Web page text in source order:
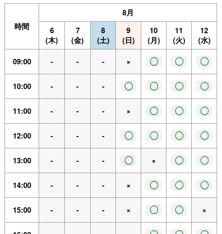
時間
8月
6
(木)
7
(金)
8
(土)
9
(日)
10
(月)
11
(火)
12
(水)
09:00 - - - × ◯ ◯ ◯
10:00 - - - ◯ ◯ ◯ ◯
11:00 - - - × ◯ ◯ ◯
12:00 - - - ◯ ◯ ◯ ◯
13:00 - - - ◯ × ◯ ◯
14:00 - - - × ◯ ◯ ◯
15:00 - - - × ◯ ◯ ×